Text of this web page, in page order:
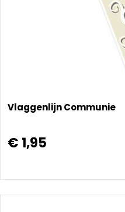
Vlaggenlijn Communie
€ 1,95